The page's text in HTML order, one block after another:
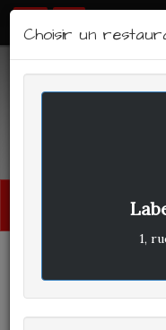
LABEL
CLIENT A
Choisir un
1,